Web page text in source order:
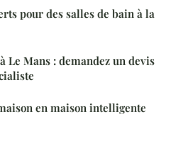
pour des salles de bain à la
Le Mans : demandez un devis
en maison intelligente